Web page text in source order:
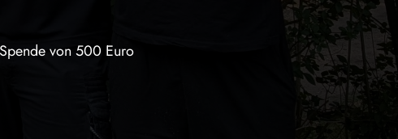
von 500 Euro